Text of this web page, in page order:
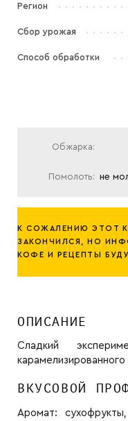
Регион
Сбор урожая
Способ обработки
ОПИСАНИЕ
Сладкий
ВКУСОВОЙ
Аромат:
Обжарка:
Помолоть: не
К СОЖАЛЕНИЮ ЭТОТ
ЗАКОНЧИЛСЯ, НО
КОФЕ И РЕЦЕПТЫ